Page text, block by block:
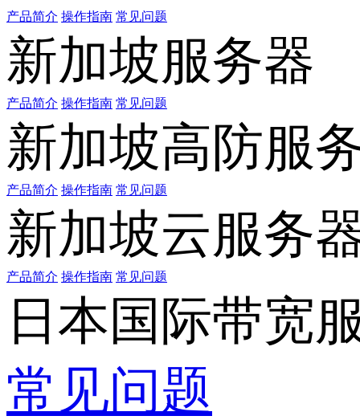
产品简介 操作指南 常见问题
新加坡服务器
产品简介 操作指南 常见问题
新加坡高防服
产品简介 操作指南 常见问题
新加坡云服务
产品简介 操作指南 常见问题
日本国际带宽
常见问题